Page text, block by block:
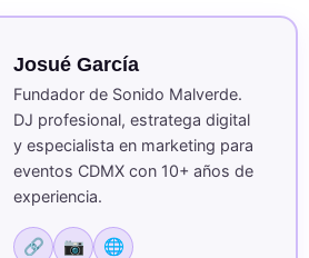
Josué García
Fundador de Sonido Malverde.
DJ profesional, estratega digital
y especialista en marketing para
eventos CDMX con 10+ años de
experiencia.
🔗 📷 🌐